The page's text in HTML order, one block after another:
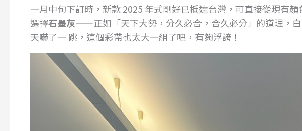
一月中旬下訂時，新款 2025 年式剛好已抵達台灣，可直接從現有
選擇石墨灰——正如「天下大勢，分久必合，合久必分」的道理，
天嚇了一 跳，這個彩帶也太大一組了吧，有夠浮誇！